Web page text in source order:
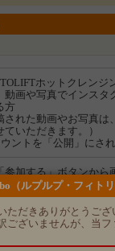
ホットクレンジ
動画や写真でインスタ
方
された動画やお写真
ていただきます。）
ントを「公開」にさ
参加する」ボタンから
集期間の終了後、企業
ります。
業から商品などが届き
していただいた感想や
してください。
（ルプルプ・フィトリ
ただきありがとうござ
ございませんが、当フ